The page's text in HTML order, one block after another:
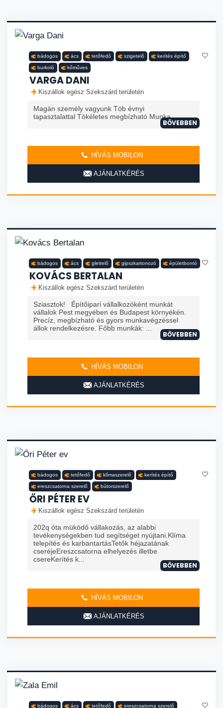
bádogos ács tetőfedő szigetelő kerítés építő
burkoló kőműves
VARGA DANI
Kiszállok egész Szekszárd területén
Magán szemèly vagyunk Töb évnyi
tapasztalattal Tökéletes megbízható Munka
BŐVEBBEN
HÍVÁS MOBILON
AJÁNLATKÉRÉS
bádogos ács glettelő gipszkartonozó épületbontó
KOVÁCS BERTALAN
Kiszállok egész Szekszárd területén
Sziasztok! Építőipari vállalkozóként munkát
vállalok Pest megyében és Budapest környékén.
Precíz, megbízható és gyors munkavégzéssel
állok rendelkezésre. Főbb munkák: ...
BŐVEBBEN
HÍVÁS MOBILON
AJÁNLATKÉRÉS
bádogos tetőfedő klímaszerelő kerítés építő
ereszcsatorna szerelő bútorszerelő
ŐRI PÉTER EV
Kiszállok egész Szekszárd területén
202q óta müködő vállakozás, az alabbi
tevékenységekben tud segítséget nyújtani.Klíma
telepítés és karbantartásTetők héjazatának
cseréjeEreszcsatorna elhelyezés illetbe
csereKerítés k...
BŐVEBBEN
HÍVÁS MOBILON
AJÁNLATKÉRÉS
bádogos ács tetőfedő ereszcsatorna szerelő